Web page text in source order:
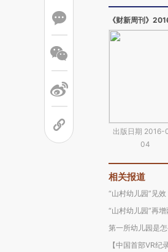
《财新周刊》
出版日期 2016-
04
相关报道
“山村幼儿园”见
“山村幼儿园”再
第一所幼儿园是
【中国首部VR纪